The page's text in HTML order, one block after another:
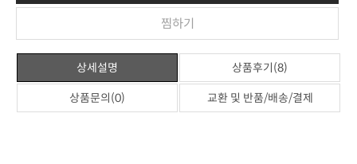
찜하기
상세설명 상품후기(8)
상품문의(0) 교환 및 반품/배송/결제